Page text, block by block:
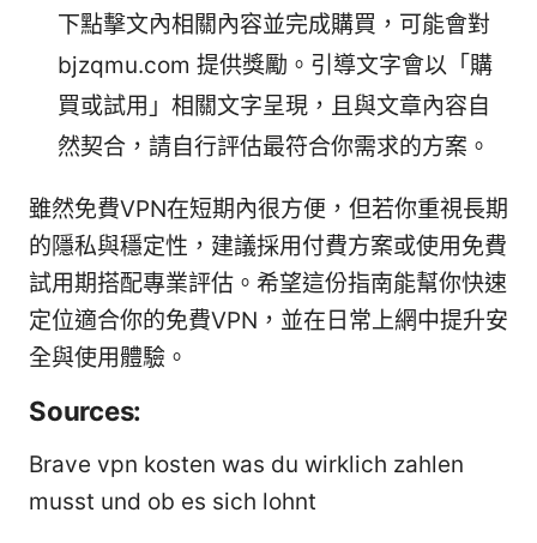
下點擊文內相關內容並完成購買，可能會對
bjzqmu.com 提供獎勵。引導文字會以「購
買或試用」相關文字呈現，且與文章內容自
然契合，請自行評估最符合你需求的方案。
雖然免費VPN在短期內很方便，但若你重視長期
的隱私與穩定性，建議採用付費方案或使用免費
試用期搭配專業評估。希望這份指南能幫你快速
定位適合你的免費VPN，並在日常上網中提升安
全與使用體驗。
Sources:
Brave vpn kosten was du wirklich zahlen
musst und ob es sich lohnt